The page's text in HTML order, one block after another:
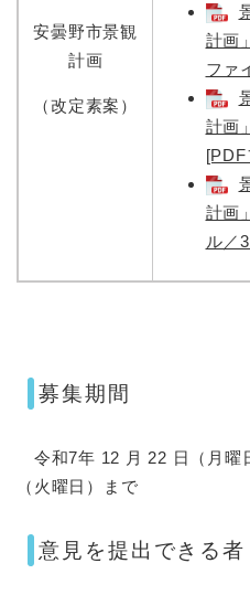
安曇野市景観
計画
（改定素案）
計画
ファ
計画
計画
ル／
募集期間
令和7年 12 月 22 日（月
（火曜日）まで
意見を提出できる者